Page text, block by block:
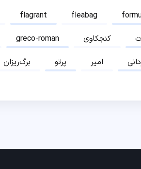
flagrant fleabag
greco-roman کنجکاوی
برگ‌ریزان پرتو امیر